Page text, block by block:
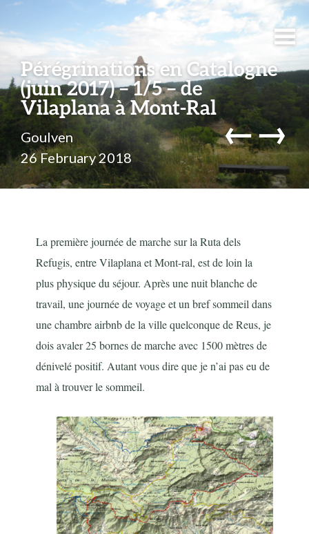
Pérégrinations en Catalogne
(juin 2017) – 1/5 – de
Vilaplana à Mont-Ral
Goulven
26 February 2018
←→
La première journée de marche sur la Ruta dels
Refugis, entre Vilaplana et Mont-ral, est de loin la
plus physique du séjour. Après une nuit blanche de
travail, une journée de voyage et un bref sommeil dans
une chambre airbnb de la ville quelconque de Reus, je
dois avaler 25 bornes de marche avec 1500 mètres de
dénivelé positif. Autant vous dire que je n’ai pas eu de
mal à trouver le sommeil.